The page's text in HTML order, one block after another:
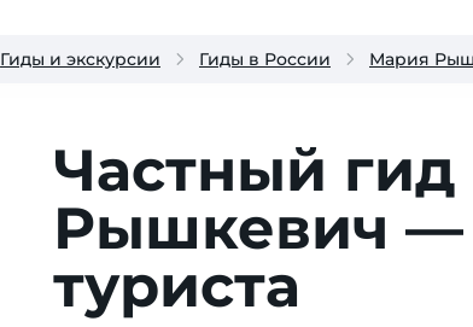
Гиды и экскурсии Гиды в России Мария
Частный
Рышкевич —
туриста